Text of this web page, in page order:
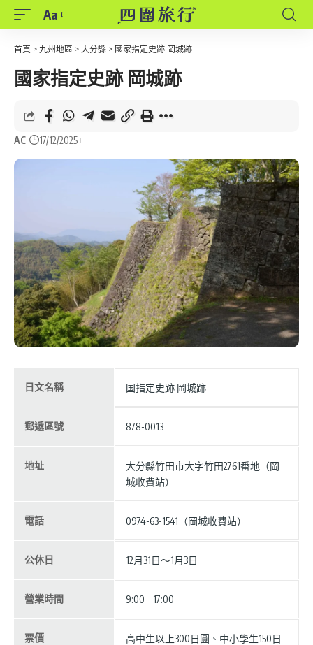
Font
Resizer
Aa
首頁 > 九州地區 > 大分縣 > 國家指定史跡 岡城跡
國家指定史跡 岡城跡
AC 17/12/2025
日文名稱 国指定史跡 岡城跡
郵遞區號 878-0013
地址
大分縣竹田市大字竹田2761番地（岡
城收費站）
電話 0974-63-1541（岡城收費站）
公休日 12月31日〜1月3日
營業時間 9:00 – 17:00
票價
高中生以上300日圓、中小學生150日